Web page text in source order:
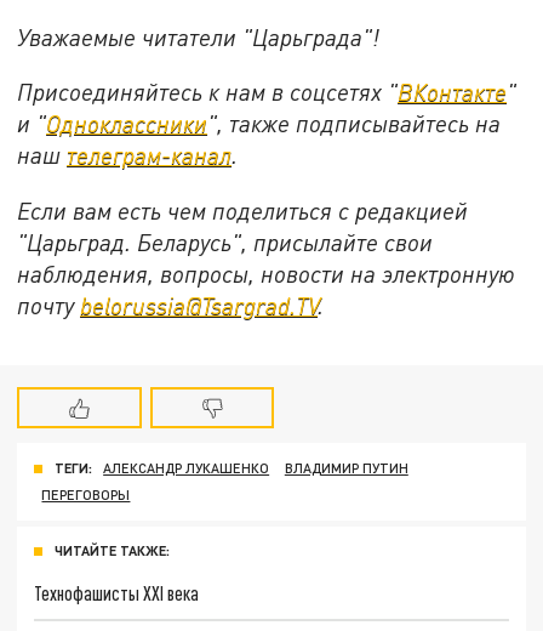
Уважаемые читатели "Царьграда"!
Присоединяйтесь к нам в соцсетях "ВКонтакте"
и "Одноклассники", также подписывайтесь на
наш телеграм-канал.
Если вам есть чем поделиться с редакцией
"Царьград. Беларусь", присылайте свои
наблюдения, вопросы, новости на электронную
почту belorussia@Tsargrad.TV.
ТЕГИ: АЛЕКСАНДР ЛУКАШЕНКО
ВЛАДИМИР ПУТИН
ПЕРЕГОВОРЫ
ЧИТАЙТЕ ТАКЖЕ:
Технофашисты XXI века